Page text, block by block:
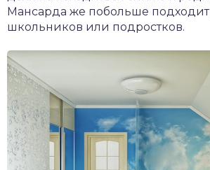
Мансарда же побольше
школьников или подростков.